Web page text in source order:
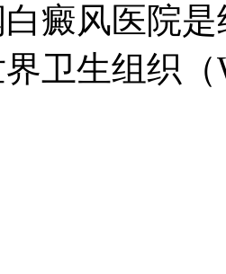
癜风医院
卫生组织（